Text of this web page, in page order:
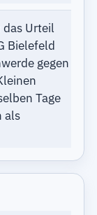
das Urteil
Bielefeld
gegen
Tage
als